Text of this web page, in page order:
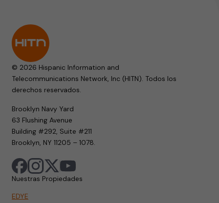
© 2026 Hispanic Information and
Telecommunications Network, Inc (HITN). Todos los
derechos reservados.
Brooklyn Navy Yard
63 Flushing Avenue
Building #292, Suite #211
Brooklyn, NY 11205 – 1078.
Nuestras Propiedades
EDYE